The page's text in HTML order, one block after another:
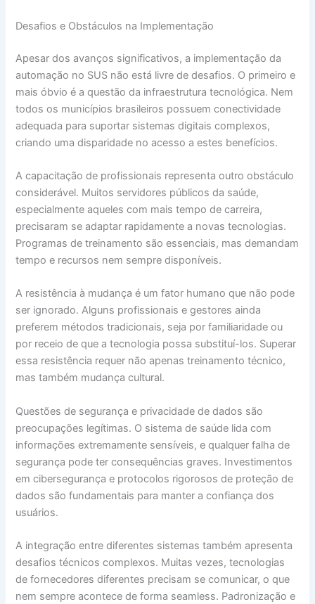
Desafios e Obstáculos na Implementação
Apesar dos avanços significativos, a implementação da
automação no SUS não está livre de desafios. O primeiro e
mais óbvio é a questão da infraestrutura tecnológica. Nem
todos os municípios brasileiros possuem conectividade
adequada para suportar sistemas digitais complexos,
criando uma disparidade no acesso a estes benefícios.
A capacitação de profissionais representa outro obstáculo
considerável. Muitos servidores públicos da saúde,
especialmente aqueles com mais tempo de carreira,
precisaram se adaptar rapidamente a novas tecnologias.
Programas de treinamento são essenciais, mas demandam
tempo e recursos nem sempre disponíveis.
A resistência à mudança é um fator humano que não pode
ser ignorado. Alguns profissionais e gestores ainda
preferem métodos tradicionais, seja por familiaridade ou
por receio de que a tecnologia possa substituí-los. Superar
essa resistência requer não apenas treinamento técnico,
mas também mudança cultural.
Questões de segurança e privacidade de dados são
preocupações legítimas. O sistema de saúde lida com
informações extremamente sensíveis, e qualquer falha de
segurança pode ter consequências graves. Investimentos
em cibersegurança e protocolos rigorosos de proteção de
dados são fundamentais para manter a confiança dos
usuários.
A integração entre diferentes sistemas também apresenta
desafios técnicos complexos. Muitas vezes, tecnologias
de fornecedores diferentes precisam se comunicar, o que
nem sempre acontece de forma seamless. Padronização e